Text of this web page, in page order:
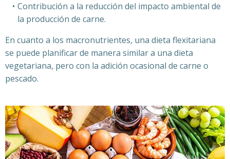
Contribución a la reducción del impacto ambiental de
la producción de carne.
En cuanto a los macronutrientes, una dieta flexitariana
se puede planificar de manera similar a una dieta
vegetariana, pero con la adición ocasional de carne o
pescado.